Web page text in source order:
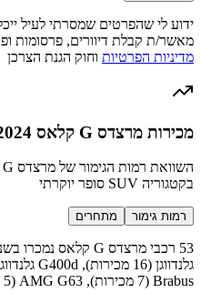
ידוע לי שהפרטים שמסרתי לעיל
מאשר/ת קבלת דיוורים, פרסומות
מדיניות הפרטיות וחוק הגנת הצרכן
מכירות מרצדס G קלאס 2024 והשוואה למתחרים
בקטגוריה SUV סופר יוקרתי
רמות גימור מתחרים
Brabus (7 מכירות), AMG G63 (5 מכירות) ועוד 5 רמות גימור נוספות.